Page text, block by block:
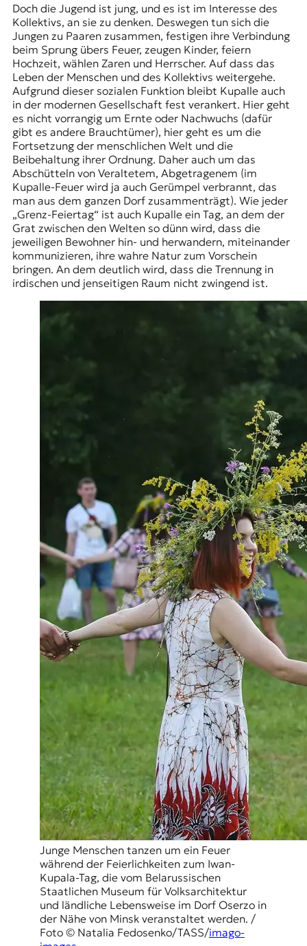
Doch die Jugend ist jung, und es ist im Interesse des
Kollektivs, an sie zu denken. Deswegen tun sich die
Jungen zu Paaren zusammen, festigen ihre Verbindung
beim Sprung übers Feuer, zeugen Kinder, feiern
Hochzeit, wählen Zaren und Herrscher. Auf dass das
Leben der Menschen und des Kollektivs weitergehe.
Aufgrund dieser sozialen Funktion bleibt Kupalle auch
in der modernen Gesellschaft fest verankert. Hier geht
es nicht vorrangig um Ernte oder Nachwuchs (dafür
gibt es andere Brauchtümer), hier geht es um die
Fortsetzung der menschlichen Welt und die
Beibehaltung ihrer Ordnung. Daher auch um das
Abschütteln von Veraltetem, Abgetragenem (im
Kupalle-Feuer wird ja auch Gerümpel verbrannt, das
man aus dem ganzen Dorf zusammenträgt). Wie jeder
„Grenz-Feiertag“ ist auch Kupalle ein Tag, an dem der
Grat zwischen den Welten so dünn wird, dass die
jeweiligen Bewohner hin- und herwandern, miteinander
kommunizieren, ihre wahre Natur zum Vorschein
bringen. An dem deutlich wird, dass die Trennung in
irdischen und jenseitigen Raum nicht zwingend ist.
Junge Menschen tanzen um ein Feuer
während der Feierlichkeiten zum Iwan-
Kupala-Tag, die vom Belarussischen
Staatlichen Museum für Volksarchitektur
und ländliche Lebensweise im Dorf Oserzo in
der Nähe von Minsk veranstaltet werden. /
Foto © Natalia Fedosenko/TASS/imago-